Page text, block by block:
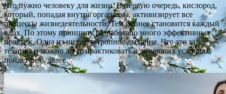
Что нужно человеку для жизни. В первую очередь, кислород,
который, попадая внутрь организма, активизирует все
процессы жизнедеятельности. Тем ценнее становится каждый
вдох. По этому принципу разработано много эффективных
практик. Одна из них холотропное дыхание. Что это за
техника и можно ли ее практиковать в домашних условиях,
пойдет речь далее.